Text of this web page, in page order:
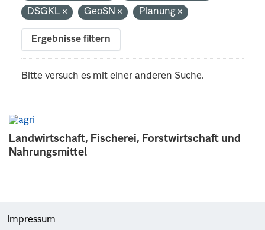
Landwirtschaft, Fischerei, Forstwirtschaft und
Nahrungsmittel
DSGKL
GeoSN Planung
Ergebnisse filtern
Bitte versuch es mit einer anderen Suche.
Impressum